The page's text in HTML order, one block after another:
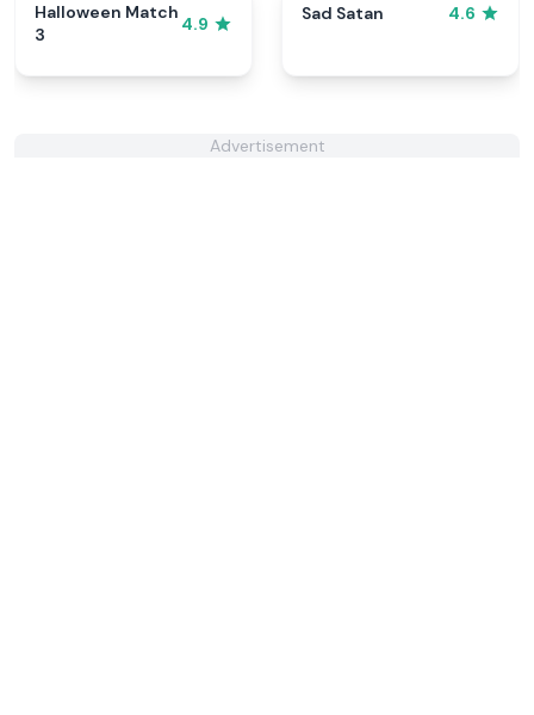
Halloween Match
3
4.9
Sad Satan 4.6
Advertisement